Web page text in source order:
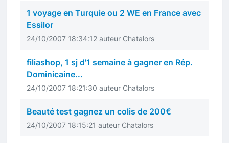
1 voyage en Turquie ou 2 WE en France avec
Essilor
24/10/2007 18:34:12 auteur Chatalors
filiashop, 1 sj d'1 semaine à gagner en Rép.
Dominicaine...
24/10/2007 18:21:30 auteur Chatalors
Beauté test gagnez un colis de 200€
24/10/2007 18:15:21 auteur Chatalors